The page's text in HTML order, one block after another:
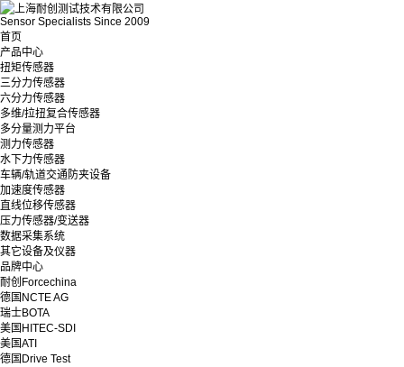
Sensor Specialists Since 2009
首页
产品中心
扭矩传感器
三分力传感器
六分力传感器
多维/拉扭复合传感器
多分量测力平台
测力传感器
水下力传感器
车辆/轨道交通防夹设备
加速度传感器
直线位移传感器
压力传感器/变送器
数据采集系统
其它设备及仪器
品牌中心
耐创Forcechina
德国NCTE AG
瑞士BOTA
美国HITEC-SDI
美国ATI
德国Drive Test